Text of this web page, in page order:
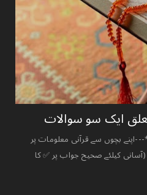
‏ایک ‏سو ‏سوالات
اپنے بچوں سے قرآنی معلومات پر
(آسانی کیلئے صحیح جواب پر ✅ کا